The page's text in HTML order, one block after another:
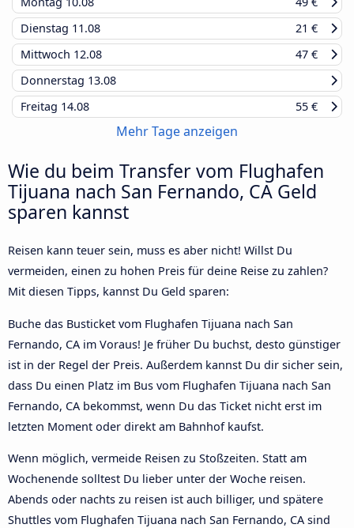
Dienstag 11.08
21 €
Mittwoch 12.08
47 €
Donnerstag 13.08
Freitag 14.08 55 €
Mehr Tage anzeigen
Wie du beim Transfer vom Flughafen
Tijuana nach San Fernando, CA Geld
sparen kannst
Reisen kann teuer sein, muss es aber nicht! Willst Du
vermeiden, einen zu hohen Preis für deine Reise zu zahlen?
Mit diesen Tipps, kannst Du Geld sparen:
Buche das Busticket vom Flughafen Tijuana nach San
Fernando, CA im Voraus! Je früher Du buchst, desto günstiger
ist in der Regel der Preis. Außerdem kannst Du dir sicher sein,
dass Du einen Platz im Bus vom Flughafen Tijuana nach San
Fernando, CA bekommst, wenn Du das Ticket nicht erst im
letzten Moment oder direkt am Bahnhof kaufst.
Wenn möglich, vermeide Reisen zu Stoßzeiten. Statt am
Wochenende solltest Du lieber unter der Woche reisen.
Abends oder nachts zu reisen ist auch billiger, und spätere
Shuttles vom Flughafen Tijuana nach San Fernando, CA sind